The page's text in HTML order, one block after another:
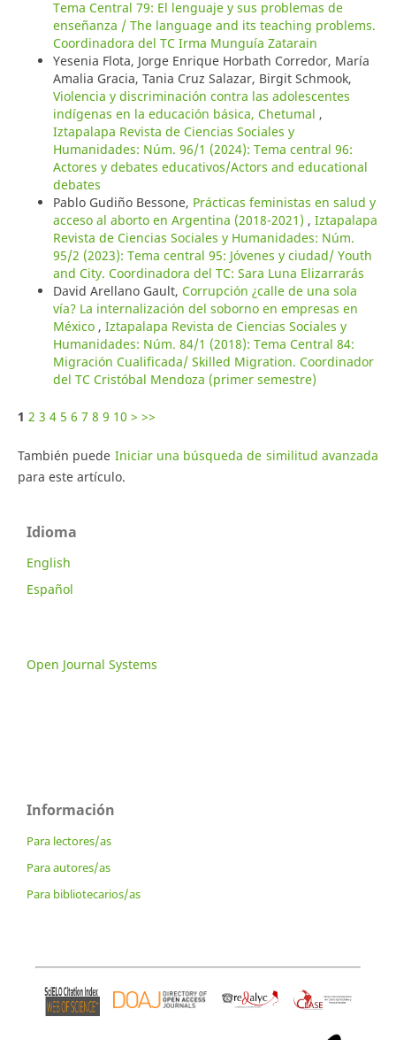
Tema Central 79: El lenguaje y sus problemas de
enseñanza / The language and its teaching problems.
Coordinadora del TC Irma Munguía Zatarain
Yesenia Flota, Jorge Enrique Horbath Corredor, María
Amalia Gracia, Tania Cruz Salazar, Birgit Schmook,
Violencia y discriminación contra las adolescentes
indígenas en la educación básica, Chetumal ,
Iztapalapa Revista de Ciencias Sociales y
Humanidades: Núm. 96/1 (2024): Tema central 96:
Actores y debates educativos/Actors and educational
debates
Pablo Gudiño Bessone, Prácticas feministas en salud y
acceso al aborto en Argentina (2018-2021) , Iztapalapa
Revista de Ciencias Sociales y Humanidades: Núm.
95/2 (2023): Tema central 95: Jóvenes y ciudad/ Youth
and City. Coordinadora del TC: Sara Luna Elizarrarás
David Arellano Gault, Corrupción ¿calle de una sola
vía? La internalización del soborno en empresas en
México , Iztapalapa Revista de Ciencias Sociales y
Humanidades: Núm. 84/1 (2018): Tema Central 84:
Migración Cualificada/ Skilled Migration. Coordinador
del TC Cristóbal Mendoza (primer semestre)
1 2 3 4 5 6 7 8 9 10 > >>
También puede Iniciar una búsqueda de similitud avanzada
para este artículo.
Idioma
English
Español
Open Journal Systems
Información
Para lectores/as
Para autores/as
Para bibliotecarios/as